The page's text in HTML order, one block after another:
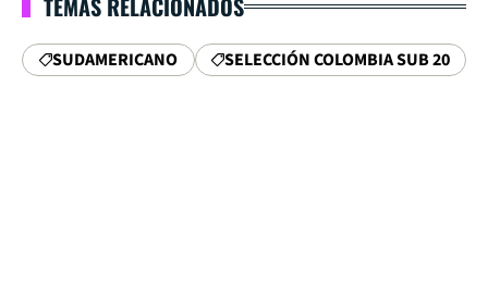
TEMAS RELACIONADOS
SUDAMERICANO SELECCIÓN COLOMBIA SUB 20